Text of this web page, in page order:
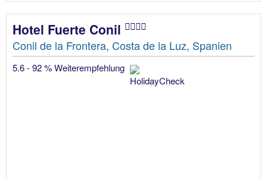
Hotel Fuerte Conil
Conil de la Frontera, Costa de la Luz, Spanien
5.6 - 92 % Weiterempfehlung